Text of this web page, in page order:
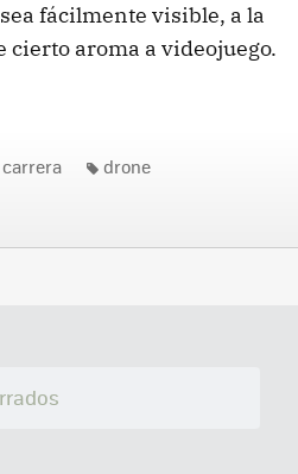
fácilmente visible, a la
cierto aroma a videojuego.
carrera drone